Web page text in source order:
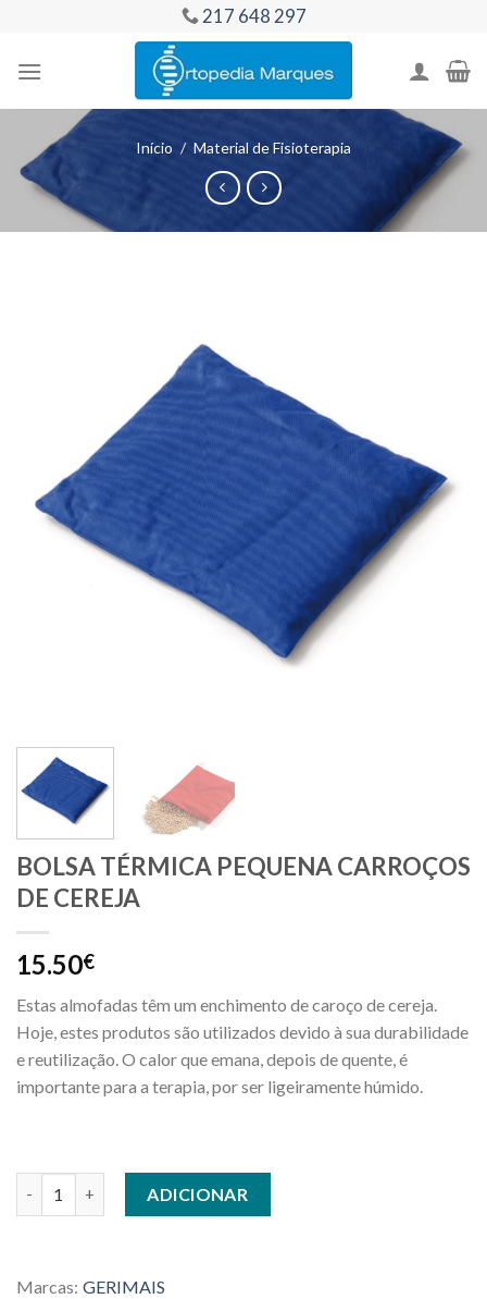
content
217 648 297
Início / Material de Fisioterapia
BOLSA TÉRMICA PEQUENA CARROÇOS
DE CEREJA
15.50€
Estas almofadas têm um enchimento de caroço de cereja.
Hoje, estes produtos são utilizados devido à sua durabilidade
e reutilização. O calor que emana, depois de quente, é
importante para a terapia, por ser ligeiramente húmido.
ADICIONAR
Marcas: GERIMAIS